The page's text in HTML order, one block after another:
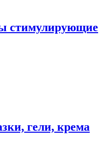
стимулирующие
гели, крема